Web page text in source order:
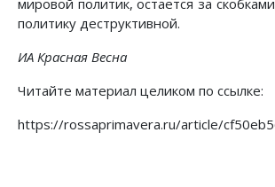
мировой политик, остается за
политику деструктивной.
ИА Красная Весна
Читайте материал целиком по ссылке:
https://rossaprimavera.ru/article/